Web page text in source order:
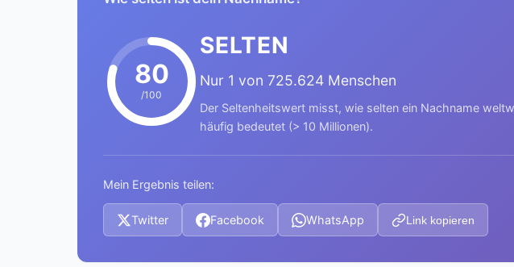
80
/100
SELTEN
Nur 1 von 725.624 Menschen
Der Seltenheitswert misst, wie selten ein Nachname
häufig bedeutet (> 10 Millionen).
Mein Ergebnis teilen:
Twitter Facebook WhatsApp Link kopieren